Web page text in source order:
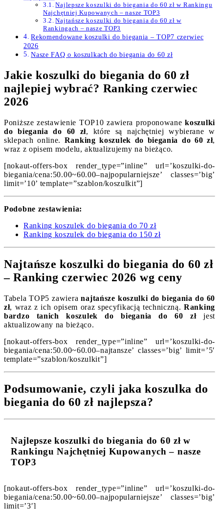
Najlepsze koszulki do biegania do 60 zł w Rankingu
Najchętniej Kupowanych – nasze TOP3
Najtańsze koszulki do biegania do 60 zł w
Rankingach – nasze TOP3
Rekomendowane koszulki do biegania – TOP7 czerwiec
2026
Nasze FAQ o koszulkach do biegania do 60 zł
Jakie koszulki do biegania do 60 zł
najlepiej wybrać? Ranking czerwiec
2026
Poniższe zestawienie TOP10 zawiera proponowanekoszulki
do biegania do 60 zł, które są najchętniej wybierane w
sklepach online. Ranking koszulek do biegania do 60 zł,
wraz z opisem modelu, aktualizujemy na bieżąco.
[nokaut-offers-box render_type=”inline” url=’koszulki-do-
biegania/cena:50.00~60.00–najpopularniejsze’ classes=’big’
limit=’10’ template=”szablon/koszulkit”]
Podobne zestawienia:
Ranking koszulek do biegania do 70 zł
Ranking koszulek do biegania do 150 zł
Najtańsze koszulki do biegania do 60 zł
– Ranking czerwiec 2026 wg ceny
Tabela TOP5 zawieranajtańsze koszulki do biegania do 60
zł, wraz z ich opisem oraz specyfikacją techniczną.Ranking
bardzo tanich koszulek do biegania do 60 złjest
aktualizowany na bieżąco.
[nokaut-offers-box render_type=”inline” url=’koszulki-do-
biegania/cena:50.00~60.00–najtansze’ classes=’big’ limit=’5′
template=”szablon/koszulkit”]
Podsumowanie, czyli jaka koszulka do
biegania do 60 zł najlepsza?
Najlepsze koszulki do biegania do 60 zł w
Rankingu Najchętniej Kupowanych – nasze
TOP3
[nokaut-offers-box render_type=”inline” url=’koszulki-do-
biegania/cena:50.00~60.00–najpopularniejsze’ classes=’big’
limit=’3′]